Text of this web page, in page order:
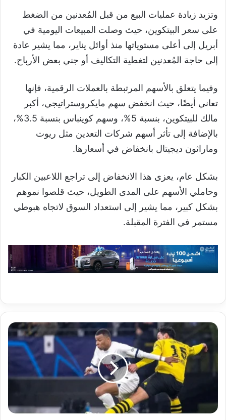
وتزيد زيادة عمليات البيع من قبل المُعدنين من الضغط
على سعر البيتكوين، حيث وصلت المبيعات اليومية في
أبريل إلى أعلى مستوياتها منذ أوائل يناير، مما يشير عادة
إلى حاجة المُعدنين لتغطية التكاليف أو جني بعض الأرباح.
وفيما يتعلق بالأسهم المرتبطة بالعملات الرقمية، فإنها
تعاني أيضًا، حيث انخفض سهم مايكروستراتيجي، أكبر
مالك للبيتكوين، بنسبة 5%، وسهم كوينباس بنسبة 3.5%،
بالإضافة إلى تأثر أسهم شركات التعدين مثل ريوت
وماراثون ديجيتال بانخفاض في أسعارها.
بشكل عام، يعزى هذا الانخفاض إلى تراجع اللاعبين الكبار
وحاملي الأسهم على المدى الطويل، حيث قلصوا نموهم
بشكل كبير، مما يشير إلى استعداد السوق لاتجاه هبوطي
مستمر في الفترة المقبلة.
بث
مباشر
مباراة
بوروسيا
سان
جيرمان